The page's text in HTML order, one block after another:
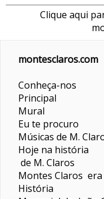
Clique aqui
montesclaros.com
Conheça-nos
Principal
Mural
Eu te procuro
Músicas de M.
Hoje na história
de M. Claros
Montes Claros era
História